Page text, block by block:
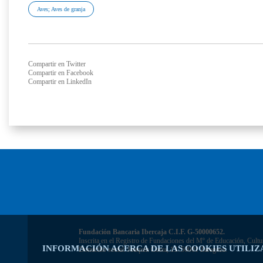
INFORMACIÓN ACERCA DE LAS COOKIES
Aves; Aves de granja
Compartir en Twitter
Compartir en Facebook
Compartir en LinkedIn
Fundación Bancaria Ibercaja C.I.F. G-50000652.
Inscrita en el Registro de Fundaciones del Mº de Educación,
Domicilio social: Joaquín Costa, 13. 50001 Zaragoza.